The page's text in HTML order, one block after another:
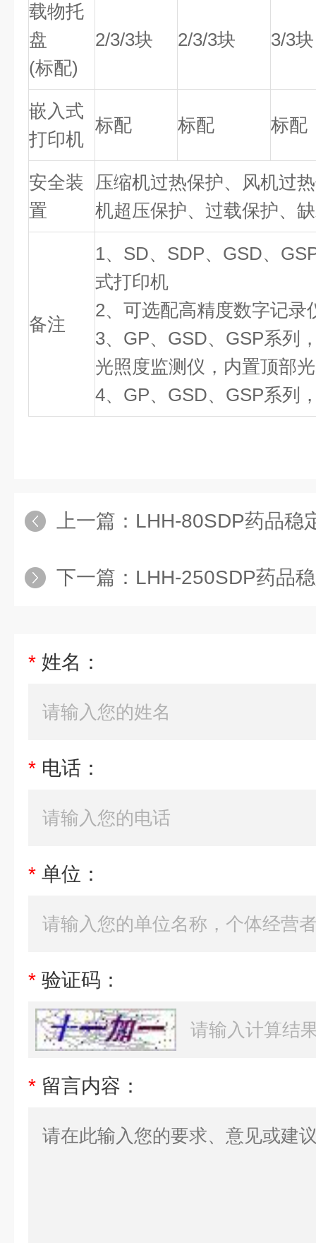
载物托
盘
(标配)
2/3/3块 2/3/3块 3/3块
嵌入式
打印机
标配 标配 标配
安全装
置
压缩机过热保护、风机过
机超压保护、过载保护、
备注
1、SD、SDP、GSD、
式打印机
2、可选配高精度数字记录
3、GP、GSD、GSP系列
光照度监测仪，内置顶部
4、GP、GSD、GSP系列
上一篇： LHH-80SDP药品稳定性
下一篇： LHH-250SDP药品稳定性
* 姓名：
* 电话：
* 单位：
* 验证码：
* 留言内容：